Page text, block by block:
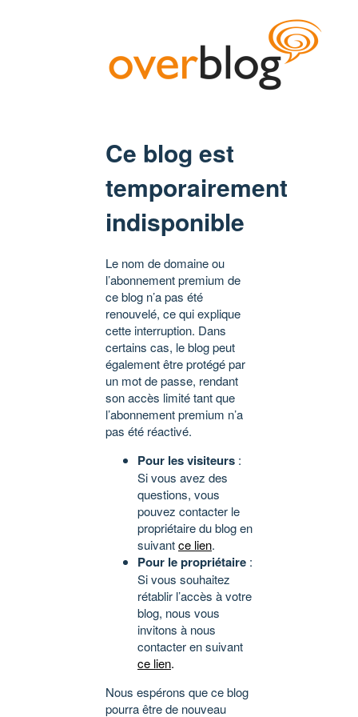
Ce blog est
temporairement
indisponible
Le nom de domaine ou
l’abonnement premium de
ce blog n’a pas été
renouvelé, ce qui explique
cette interruption. Dans
certains cas, le blog peut
également être protégé par
un mot de passe, rendant
son accès limité tant que
l’abonnement premium n’a
pas été réactivé.
Pour les visiteurs :
Si vous avez des
questions, vous
pouvez contacter le
propriétaire du blog en
suivantce lien.
Pour le propriétaire :
Si vous souhaitez
rétablir l’accès à votre
blog, nous vous
invitons à nous
contacter en suivant
ce lien.
Nous espérons que ce blog
pourra être de nouveau